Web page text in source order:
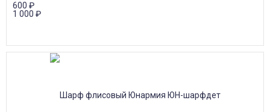
600 ₽
1 000 ₽